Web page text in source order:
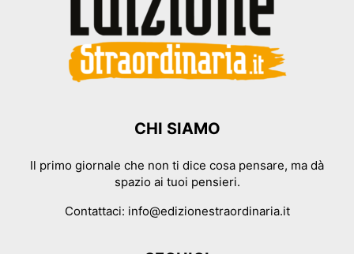
CHI SIAMO
Il primo giornale che non ti dice cosa pensare, ma dà
spazio ai tuoi pensieri.
Contattaci: info@edizionestraordinaria.it